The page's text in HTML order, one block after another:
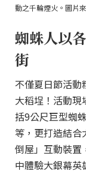
動之千輪煙火。圖片
蜘蛛人以
街
不僅夏日節活
大稻埕！活動
括9公尺巨型蜘
等，更打造結
倒屋」互動裝置
中體驗大銀幕英